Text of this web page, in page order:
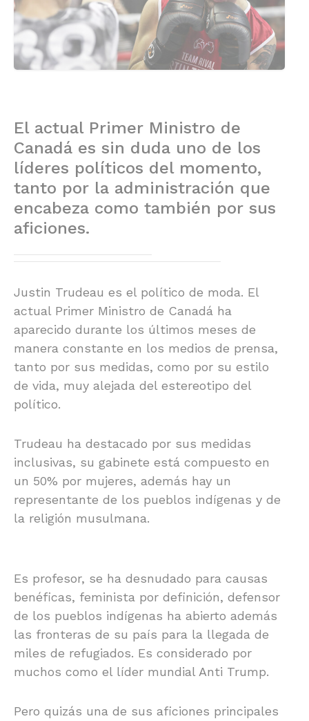
El actual Primer Ministro de
Canadá es sin duda uno de los
líderes políticos del momento,
tanto por la administración que
encabeza como también por sus
aficiones.
Justin Trudeau es el político de moda. El
actual Primer Ministro de Canadá ha
aparecido durante los últimos meses de
manera constante en los medios de prensa,
tanto por sus medidas, como por su estilo
de vida, muy alejada del estereotipo del
político.
Trudeau ha destacado por sus medidas
inclusivas, su gabinete está compuesto en
un 50% por mujeres, además hay un
representante de los pueblos indígenas y de
la religión musulmana.
Es profesor, se ha desnudado para causas
benéficas, feminista por definición, defensor
de los pueblos indígenas ha abierto además
las fronteras de su país para la llegada de
miles de refugiados. Es considerado por
muchos como el líder mundial Anti Trump.
Pero quizás una de sus aficiones principales